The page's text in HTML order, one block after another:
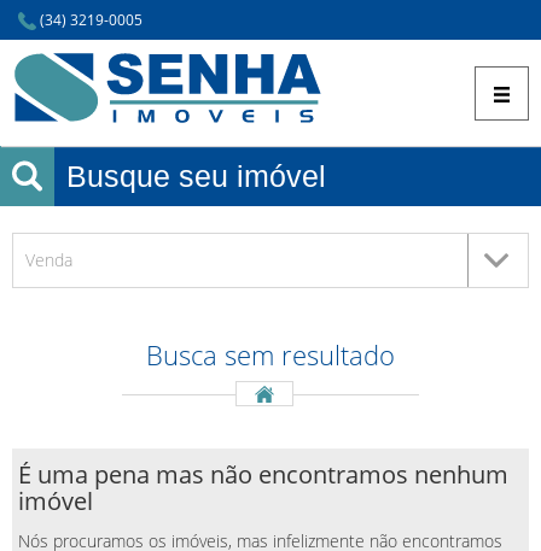
(34) 3219-0005
Busque seu imóvel
Venda
Busca sem resultado
É uma pena mas não encontramos nenhum
imóvel
Nós procuramos os imóveis, mas infelizmente não encontramos